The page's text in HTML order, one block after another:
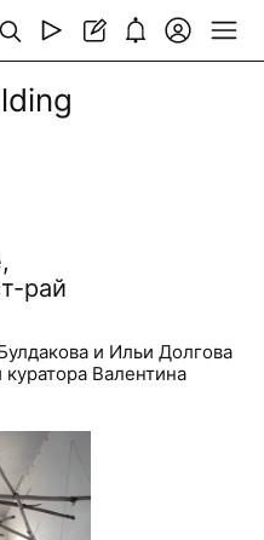
рай
и Ильи Долгова
Валентина